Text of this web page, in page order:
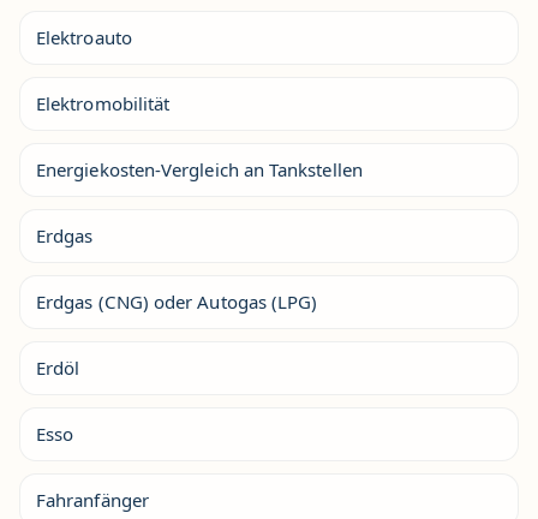
Elektroauto
Elektromobilität
Energiekosten-Vergleich an Tankstellen
Erdgas
Erdgas (CNG) oder Autogas (LPG)
Erdöl
Esso
Fahranfänger